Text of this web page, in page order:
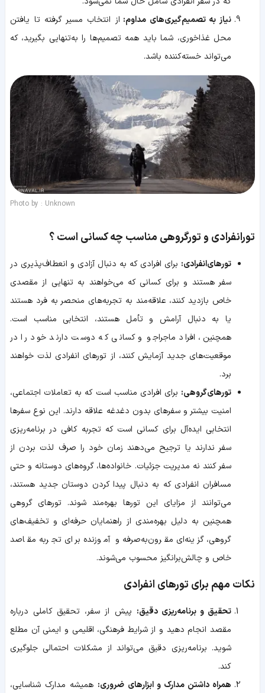
نیاز به تصمیم‌گیری‌های مداوم: از انتخاب مسیر گرفته تا یافتن
محل غذاخوری، شما باید همه تصمیم‌ها را به‌تنهایی بگیرید، که
می‌تواند خسته‌کننده باشد.
Photo by : Unknown
تورانفرادی و تورگروهی مناسب چه کسانی است ؟
تورهای‌انفرادی: برای افرادی که به دنبال آزادی و انعطاف‌پذیری در
سفر هستند و برای کسانی که می‌خواهند به تنهایی از مقصدی
خاص بازدید کنند، علاقه‌مند به تجربه‌های منحصر به فرد هستند
یا به دنبال آرامش و تأمل هستند، انتخابی مناسب است.
همچنین، افراد ماجراجو و کسانی که دوست دارند خود را در
موقعیت‌های جدید آزمایش کنند، از تورهای انفرادی لذت خواهند
برد.
تورهای‌گروهی: برای افرادی مناسب است که به تعاملات اجتماعی،
امنیت بیشتر و سفرهای بدون دغدغه علاقه دارند. این نوع سفرها
انتخابی ایده‌آل برای کسانی است که تجربه کافی در برنامه‌ریزی
سفر ندارند یا ترجیح می‌دهند زمان خود را صرف لذت بردن از
سفر کنند نه مدیریت جزئیات. خانواده‌ها، گروه‌های دوستانه و حتی
مسافران انفرادی که به دنبال پیدا کردن دوستان جدید هستند،
می‌توانند از مزایای این تورها بهره‌مند شوند. تورهای گروهی
همچنین به دلیل بهره‌مندی از راهنمایان حرفه‌ای و تخفیف‌های
گروهی، گزینه‌ای مقرون‌به‌صرفه و آموزنده برای تجربه مقاصد
خاص و چالش‌برانگیز محسوب می‌شوند.
نکات مهم برای تورهای انفرادی
تحقیق و برنامه‌ریزی دقیق: پیش از سفر، تحقیق کاملی درباره
مقصد انجام دهید و از شرایط فرهنگی، اقلیمی و ایمنی آن مطلع
شوید. برنامه‌ریزی دقیق می‌تواند از مشکلات احتمالی جلوگیری
کند.
همراه داشتن مدارک و ابزارهای ضروری: همیشه مدارک شناسایی،